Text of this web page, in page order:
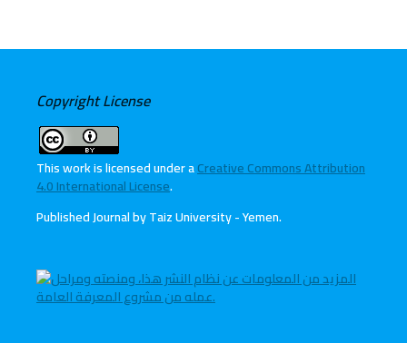
Copyright License
This work is licensed under aCreative Commons Attribution
4.0 International License.
Published Journal by Taiz University - Yemen.